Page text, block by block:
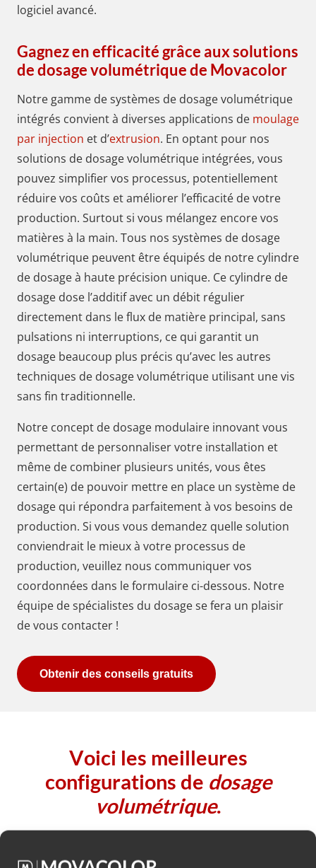
logiciel avancé.
Gagnez en efficacité grâce aux solutions
de dosage volumétrique de Movacolor
Notre gamme de systèmes de dosage volumétrique
intégrés convient à diverses applications de moulage
par injection et d’extrusion. En optant pour nos
solutions de dosage volumétrique intégrées, vous
pouvez simplifier vos processus, potentiellement
réduire vos coûts et améliorer l’efficacité de votre
production. Surtout si vous mélangez encore vos
matières à la main. Tous nos systèmes de dosage
volumétrique peuvent être équipés de notre cylindre
de dosage à haute précision unique. Ce cylindre de
dosage dose l’additif avec un débit régulier
directement dans le flux de matière principal, sans
pulsations ni interruptions, ce qui garantit un
dosage beaucoup plus précis qu’avec les autres
techniques de dosage volumétrique utilisant une vis
sans fin traditionnelle.
Notre concept de dosage modulaire innovant vous
permettant de personnaliser votre installation et
même de combiner plusieurs unités, vous êtes
certain(e) de pouvoir mettre en place un système de
dosage qui répondra parfaitement à vos besoins de
production. Si vous vous demandez quelle solution
conviendrait le mieux à votre processus de
production, veuillez nous communiquer vos
coordonnées dans le formulaire ci-dessous. Notre
équipe de spécialistes du dosage se fera un plaisir
de vous contacter !
Obtenir des conseils gratuits
Voici les meilleures
configurations de dosage
volumétrique.